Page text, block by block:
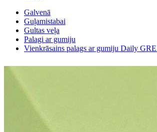
Galvenā
Guļamistabai
Gultas veļa
Palagi ar gumiju
Vienkrāsains palags ar gumiju Daily